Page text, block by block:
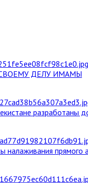
ДЕЛУ ИМАМЫ
налаживания